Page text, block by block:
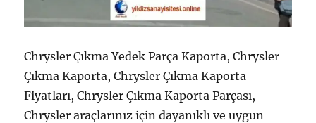
Chrysler Çıkma Yedek Parça Kaporta, Chrysler
Çıkma Kaporta, Chrysler Çıkma Kaporta
Fiyatları, Chrysler Çıkma Kaporta Parçası,
Chrysler araçlarınız için dayanıklı ve uygun